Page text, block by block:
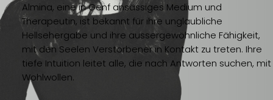
Almina, eine in Genf ansässiges Medium und
Therapeutin, ist bekannt für ihre unglaubliche
Hellsehergabe und ihre aussergewöhnliche Fähigkeit,
mit den Seelen Verstorbener in Kontakt zu treten. Ihre
tiefe Intuition leitet alle, die nach Antworten suchen, mit
Wohlwollen.